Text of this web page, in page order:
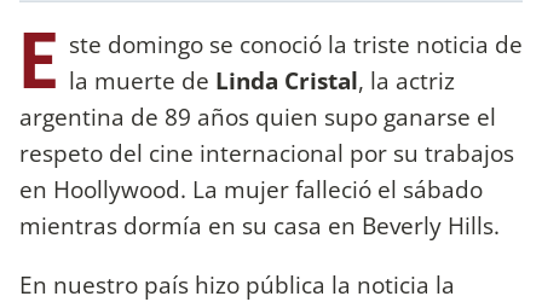
E ste domingo se conoció la triste noticia de
la muerte de Linda Cristal, la actriz
argentina de 89 años quien supo ganarse el
respeto del cine internacional por su trabajos
en Hoollywood. La mujer falleció el sábado
mientras dormía en su casa en Beverly Hills.
En nuestro país hizo pública la noticia la